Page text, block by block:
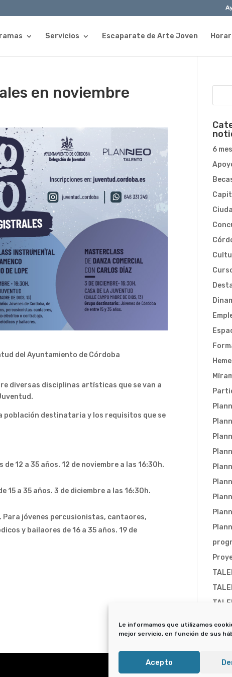
Le informamos que utilizamos
mejor servicio, en función de sus
Acepto
Servicios Escaparate de Arte Joven
en noviembre
del Ayuntamiento de Córdoba
diversas disciplinas artísticas que se van a
destinataria y los requisitos que se
12 a 35 años. 12 de noviembre a las 16:30h.
15 a 35 años. 3 de diciembre a las 16:30h.
Para jóvenes percusionistas, cantaores,
y bailaores de 16 a 35 años. 19 de
6